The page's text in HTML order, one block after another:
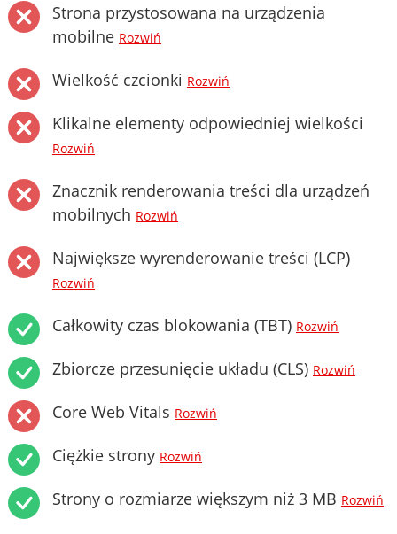
Strona przystosowana na urządzenia
mobilne Rozwiń
Wielkość czcionki Rozwiń
Klikalne elementy odpowiedniej wielkości
Rozwiń
Znacznik renderowania treści dla urządzeń
mobilnych Rozwiń
Największe wyrenderowanie treści (LCP)
Rozwiń
Całkowity czas blokowania (TBT) Rozwiń
Zbiorcze przesunięcie układu (CLS) Rozwiń
Core Web Vitals Rozwiń
Ciężkie strony Rozwiń
Strony o rozmiarze większym niż 3 MB Rozwiń